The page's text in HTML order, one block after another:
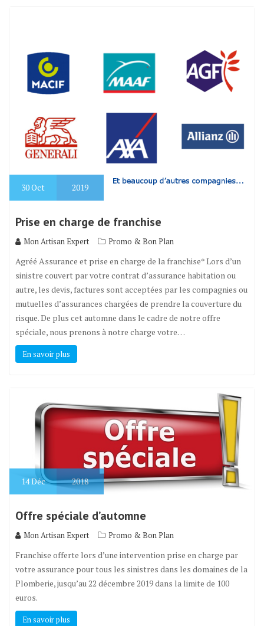
30Oct 2019
Prise en charge de franchise
Mon Artisan Expert Promo & Bon Plan
Agréé Assurance et prise en charge de la franchise* Lors d’un
sinistre couvert par votre contrat d’assurance habitation ou
autre, les devis, factures sont acceptées par les compagnies ou
mutuelles d’assurances chargées de prendre la couverture du
risque. De plus cet automne dans le cadre de notre offre
spéciale, nous prenons à notre charge votre…
En savoir plus
14Déc 2018
Offre spéciale d’automne
Mon Artisan Expert Promo & Bon Plan
Franchise offerte lors d’une intervention prise en charge par
votre assurance pour tous les sinistres dans les domaines de la
Plomberie, jusqu’au 22 décembre 2019 dans la limite de 100
euros.
En savoir plus